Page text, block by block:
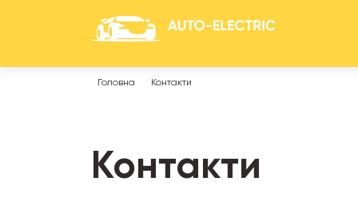
Головна Контакти
Контакти